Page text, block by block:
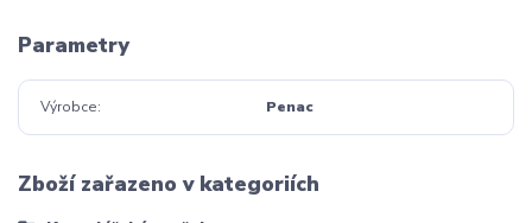
Parametry
Výrobce Penac
Zboží zařazeno v kategoriích